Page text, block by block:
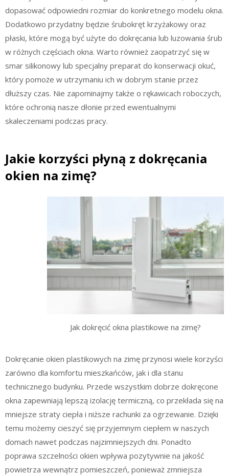
dopasować odpowiedni rozmiar do konkretnego modelu okna.
Dodatkowo przydatny będzie śrubokręt krzyżakowy oraz
płaski, które mogą być użyte do dokręcania lub luzowania śrub
w różnych częściach okna. Warto również zaopatrzyć się w
smar silikonowy lub specjalny preparat do konserwacji okuć,
który pomoże w utrzymaniu ich w dobrym stanie przez
dłuższy czas. Nie zapominajmy także o rękawicach roboczych,
które ochronią nasze dłonie przed ewentualnymi
skaleczeniami podczas pracy.
Jakie korzyści płyną z dokręcania
okien na zimę?
Jak dokręcić okna plastikowe na zimę?
Dokręcanie okien plastikowych na zimę przynosi wiele korzyści
zarówno dla komfortu mieszkańców, jak i dla stanu
technicznego budynku. Przede wszystkim dobrze dokręcone
okna zapewniają lepszą izolację termiczną, co przekłada się na
mniejsze straty ciepła i niższe rachunki za ogrzewanie. Dzięki
temu możemy cieszyć się przyjemnym ciepłem w naszych
domach nawet podczas najzimniejszych dni. Ponadto
poprawa szczelności okien wpływa pozytywnie na jakość
powietrza wewnątrz pomieszczeń, ponieważ zmniejsza